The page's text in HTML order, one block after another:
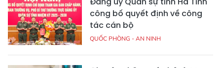
công bố quyết định về công
tác cán bộ
QUỐC PHÒNG - AN NINH